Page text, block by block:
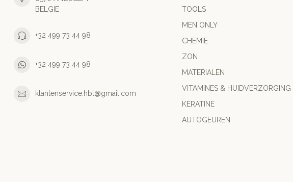
BELGIE
+32 499 73 44 98
+32 499 73 44 98
klantenservice.hbt@gmail.com
TOOLS
MEN ONLY
CHEMIE
ZON
MATERIALEN
VITAMINES & HUIDVERZORGING
KERATINE
AUTOGEUREN